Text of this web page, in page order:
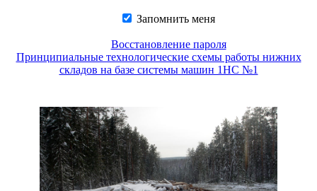
Запомнить меня
Восстановление пароля
Принципиальные технологические схемы работы нижних
складов на базе системы машин 1НС №1